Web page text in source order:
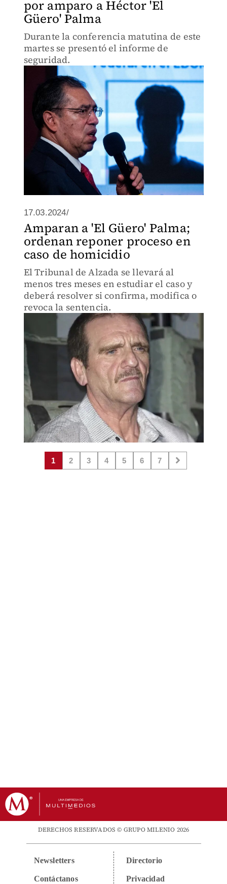
por amparo a Héctor 'El
Güero' Palma
Durante la conferencia matutina de este
martes se presentó el informe de
seguridad.
17.03.2024/
Amparan a 'El Güero' Palma;
ordenan reponer proceso en
caso de homicidio
El Tribunal de Alzada se llevará al
menos tres meses en estudiar el caso y
deberá resolver si confirma, modifica o
revoca la sentencia.
1 2 3 4 5 6 7
DERECHOS RESERVADOS © GRUPO MILENIO 2026
Newsletters
Contáctanos
Directorio
Privacidad